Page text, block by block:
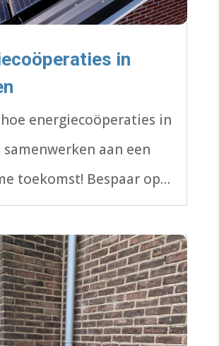
in
energiecoöperaties in
aan een
toekomst! Bespaar op
profiteer van
en draag bij aan
stad. Doe mee en